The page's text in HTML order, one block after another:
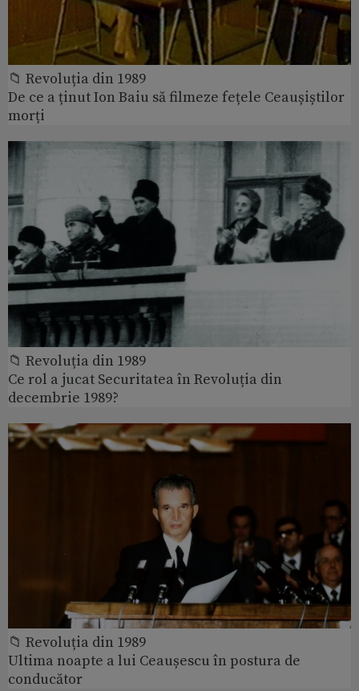
📁 Revoluția din 1989
De ce a ținut Ion Baiu să filmeze fețele Ceaușiștilor
morți
📁 Revoluția din 1989
Ce rol a jucat Securitatea în Revoluția din
decembrie 1989?
📁 Revoluția din 1989
Ultima noapte a lui Ceaușescu în postura de
conducător